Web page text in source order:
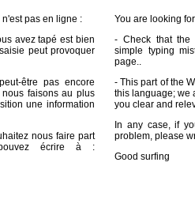
pas en ligne :
avez tapé est bien
peut provoquer
être pas encore
faisons au plus
une information
nous faire part
écrire à :
You are looking
- Check that the
simple typing
page..
- This part of the
this language; we
you clear and
In any case, if
problem, please
Good surfing